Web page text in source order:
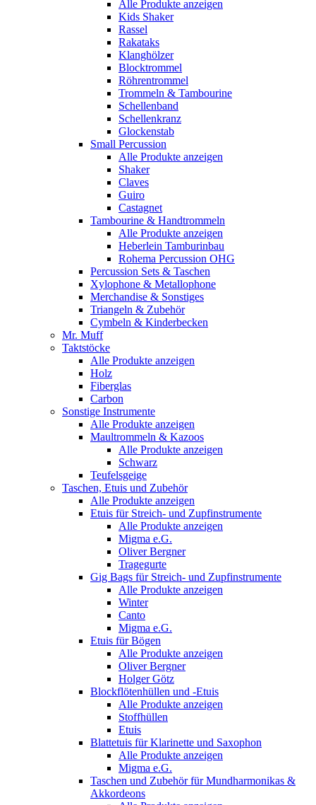
Alle Produkte anzeigen
Kids Shaker
Rassel
Rakataks
Klanghölzer
Blocktrommel
Röhrentrommel
Trommeln & Tambourine
Schellenband
Schellenkranz
Glockenstab
Small Percussion
Alle Produkte anzeigen
Shaker
Claves
Guiro
Castagnet
Tambourine & Handtrommeln
Alle Produkte anzeigen
Heberlein Tamburinbau
Rohema Percussion OHG
Percussion Sets & Taschen
Xylophone & Metallophone
Merchandise & Sonstiges
Triangeln & Zubehör
Cymbeln & Kinderbecken
Mr. Muff
Taktstöcke
Alle Produkte anzeigen
Holz
Fiberglas
Carbon
Sonstige Instrumente
Alle Produkte anzeigen
Maultrommeln & Kazoos
Alle Produkte anzeigen
Schwarz
Teufelsgeige
Taschen, Etuis und Zubehör
Alle Produkte anzeigen
Etuis für Streich- und Zupfinstrumente
Alle Produkte anzeigen
Migma e.G.
Oliver Bergner
Tragegurte
Gig Bags für Streich- und Zupfinstrumente
Alle Produkte anzeigen
Winter
Canto
Migma e.G.
Etuis für Bögen
Alle Produkte anzeigen
Oliver Bergner
Holger Götz
Blockflötenhüllen und -Etuis
Alle Produkte anzeigen
Stoffhüllen
Etuis
Blattetuis für Klarinette und Saxophon
Alle Produkte anzeigen
Migma e.G.
Taschen und Zubehör für Mundharmonikas &
Akkordeons